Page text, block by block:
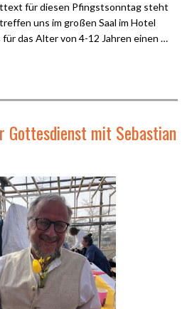
für diesen Pfingstsonntag steht
uns im großen Saal im Hotel
für das Alter von 4-12 Jahren einen …
mit Sebastian